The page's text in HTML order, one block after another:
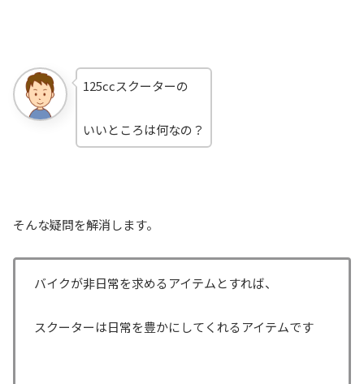
125ccスクーターの
いいところは何なの？
そんな疑問を解消します。
バイクが非日常を求めるアイテムとすれば、
スクーターは日常を豊かにしてくれるアイテムです